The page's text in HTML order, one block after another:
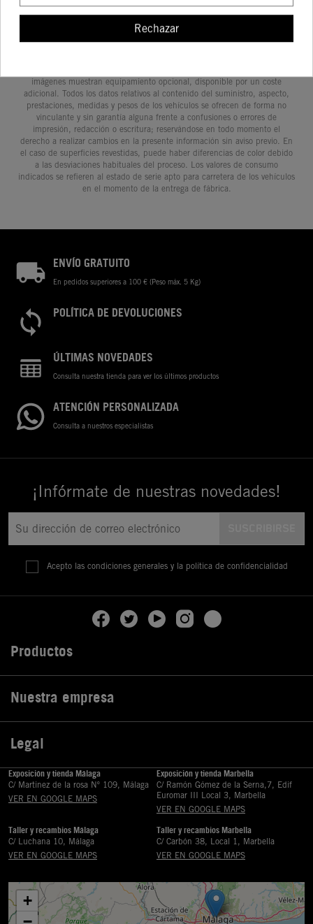
imágenes muestran equipamiento opcional, disponible por un coste
adicional. Todos los datos relativos al contenido del suministro, aspecto,
prestaciones, medidas y pesos de los vehículos se ofrecen de forma no
vinculante y sin garantía alguna frente a confusiones o errores de
impresión, redacción o escritura; reservándose en todo momento el
derecho a realizar cambios en la presente información sin aviso previo. En
el caso de superficies revestidas, puede haber diferencias de color debido
a las desviaciones habituales del proceso. Los valores de consumo
indicados se refieren al estado de serie apto para carretera de los vehículos
en el momento de la entrega de fábrica.
ENVÍO GRATUITO
En pedidos superiores a 100 € (Peso máx. 5 Kg)
POLÍTICA DE DEVOLUCIONES
ÚLTIMAS NOVEDADES
Consulta nuestra tienda para ver los últimos productos
ATENCIÓN PERSONALIZADA
Consulta a nuestros especialistas
¡Infórmate de nuestras novedades!
Acepto las condiciones generales y la política de confidencialidad
Productos
Nuestra empresa
Legal
Exposición y tienda Málaga
C/ Martinez de la rosa Nº 109, Málaga
VER EN GOOGLE MAPS
Exposición y tienda Marbella
C/ Ramón Gómez de la Serna,7, Edif
Euromar III Local 3, Marbella
VER EN GOOGLE MAPS
Taller y recambios Málaga
C/ Luchana 10, Málaga
VER EN GOOGLE MAPS
Taller y recambios Marbella
C/ Carbón 38, Local 1, Marbella
VER EN GOOGLE MAPS
+
Rechazar